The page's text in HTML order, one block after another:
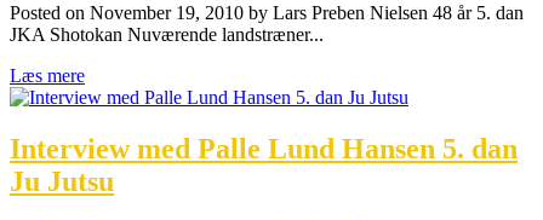
Posted on November 19, 2010 by Lars Preben Nielsen 48 år 5. dan
JKA Shotokan Nuværende landstræner...
Læs mere
Interview med Palle Lund Hansen 5. dan
Ju Jutsu